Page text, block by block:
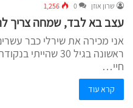
שרון אוזן 0
1,256
עצב בא לבד, שמחה צריך
אני מכירה את שירלי כבר
ראשונה בגיל 30
חיי…
קרא עוד